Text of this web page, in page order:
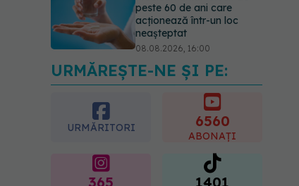
peste 60 de ani care
acționează într-un loc
neașteptat
08.08.2026, 16:00
Transpirații nocturne:
semnul ignorat care poate
ascunde probleme
serioase de sănătate
08.08.2026, 20:00
URMĂREȘTE-NE ȘI PE:
URMĂRITORI 6560
ABONAȚI
365 1401